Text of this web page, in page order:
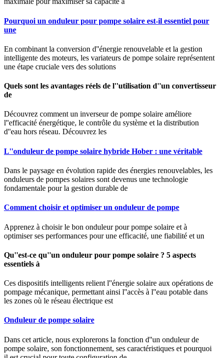
Pourquoi un onduleur pour pompe solaire est-il essentiel pour
une
En combinant la conversion d''énergie renouvelable et la gestion
intelligente des moteurs, les variateurs de pompe solaire représentent
une étape cruciale vers des solutions
Quels sont les avantages réels de l''utilisation d''un convertisseur
de
Découvrez comment un inverseur de pompe solaire améliore
l''efficacité énergétique, le contrôle du système et la distribution
d''eau hors réseau. Découvrez les
L''onduleur de pompe solaire hybride Hober : une véritable
Dans le paysage en évolution rapide des énergies renouvelables, les
onduleurs de pompes solaires sont devenus une technologie
fondamentale pour la gestion durable de
Comment choisir et optimiser un onduleur de pompe
Apprenez à choisir le bon onduleur pour pompe solaire et à
optimiser ses performances pour une efficacité, une fiabilité et un
Qu''est-ce qu''un onduleur pour pompe solaire ? 5 aspects
essentiels à
Ces dispositifs intelligents relient l''énergie solaire aux opérations de
pompage mécanique, permettant ainsi l''accès à l''eau potable dans
les zones où le réseau électrique est
Onduleur de pompe solaire
Dans cet article, nous explorerons la fonction d''un onduleur de
pompe solaire, son fonctionnement, ses caractéristiques et pourquoi